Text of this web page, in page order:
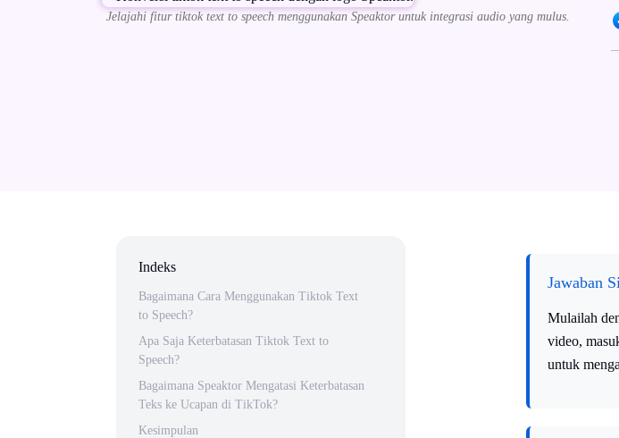
Jelajahi fitur tiktok text to speech menggunakan Speaktor untuk integrasi audio yang mulus.
Indeks
Bagaimana Cara Menggunakan Tiktok Text
to Speech?
Apa Saja Keterbatasan Tiktok Text to
Speech?
Bagaimana Speaktor Mengatasi Keterbatasan
Teks ke Ucapan di TikTok?
Kesimpulan
Jawaban
Mulailah
video,
untuk